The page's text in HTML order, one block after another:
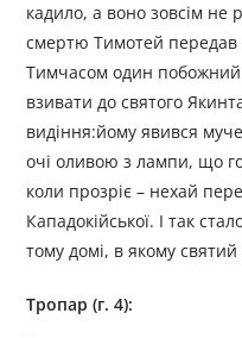
кадило, а воно зовсім не
смертю Тимотей передав
Тимчасом один побожний
взивати до святого
видіння:йому явився
очі оливою з лампи, що
коли прозріє – нехай
Кападокійської. І так
тому домі, в якому
Тропар (г. 4):